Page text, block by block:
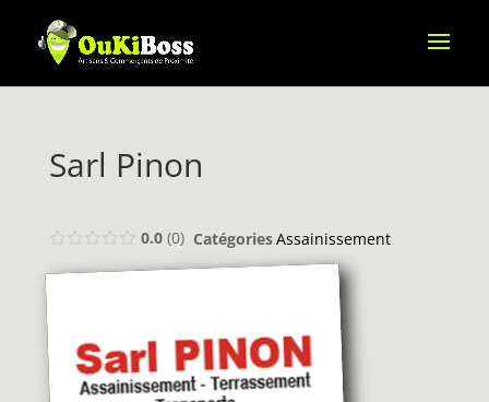
Sarl Pinon
0.0 0 CatégoriesAssainissement